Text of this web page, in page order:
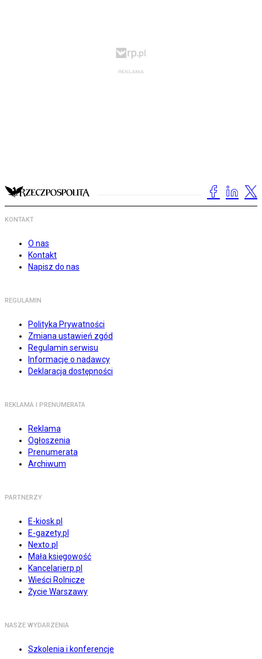
KONTAKT
O nas
Kontakt
Napisz do nas
REGULAMIN
Polityka Prywatności
Zmiana ustawień zgód
Regulamin serwisu
Informacje o nadawcy
Deklaracja dostępności
REKLAMA I PRENUMERATA
Reklama
Ogłoszenia
Prenumerata
Archiwum
PARTNERZY
E-kiosk.pl
E-gazety.pl
Nexto.pl
Mała księgowość
Kancelarierp.pl
Wieści Rolnicze
Życie Warszawy
NASZE WYDARZENIA
Szkolenia i konferencje